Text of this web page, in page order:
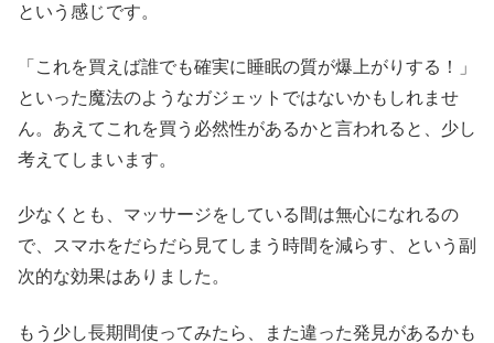
という感じです。
「これを買えば誰でも確実に睡眠の質が爆上がりする！」
といった魔法のようなガジェットではないかもしれませ
ん。あえてこれを買う必然性があるかと言われると、少し
考えてしまいます。
少なくとも、マッサージをしている間は無心になれるの
で、スマホをだらだら見てしまう時間を減らす、という副
次的な効果はありました。
もう少し長期間使ってみたら、また違った発見があるかも